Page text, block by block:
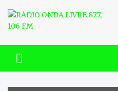
content
RÁDIO ONDA
FM